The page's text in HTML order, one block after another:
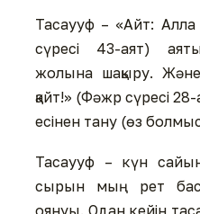
Тасаууф – «Айт:
сүресі 43-аят)
жолына шақыру.
қайт!» (Фәжр сүресі
есінен тану (өз
Тасаууф – күн
сырын мың рет